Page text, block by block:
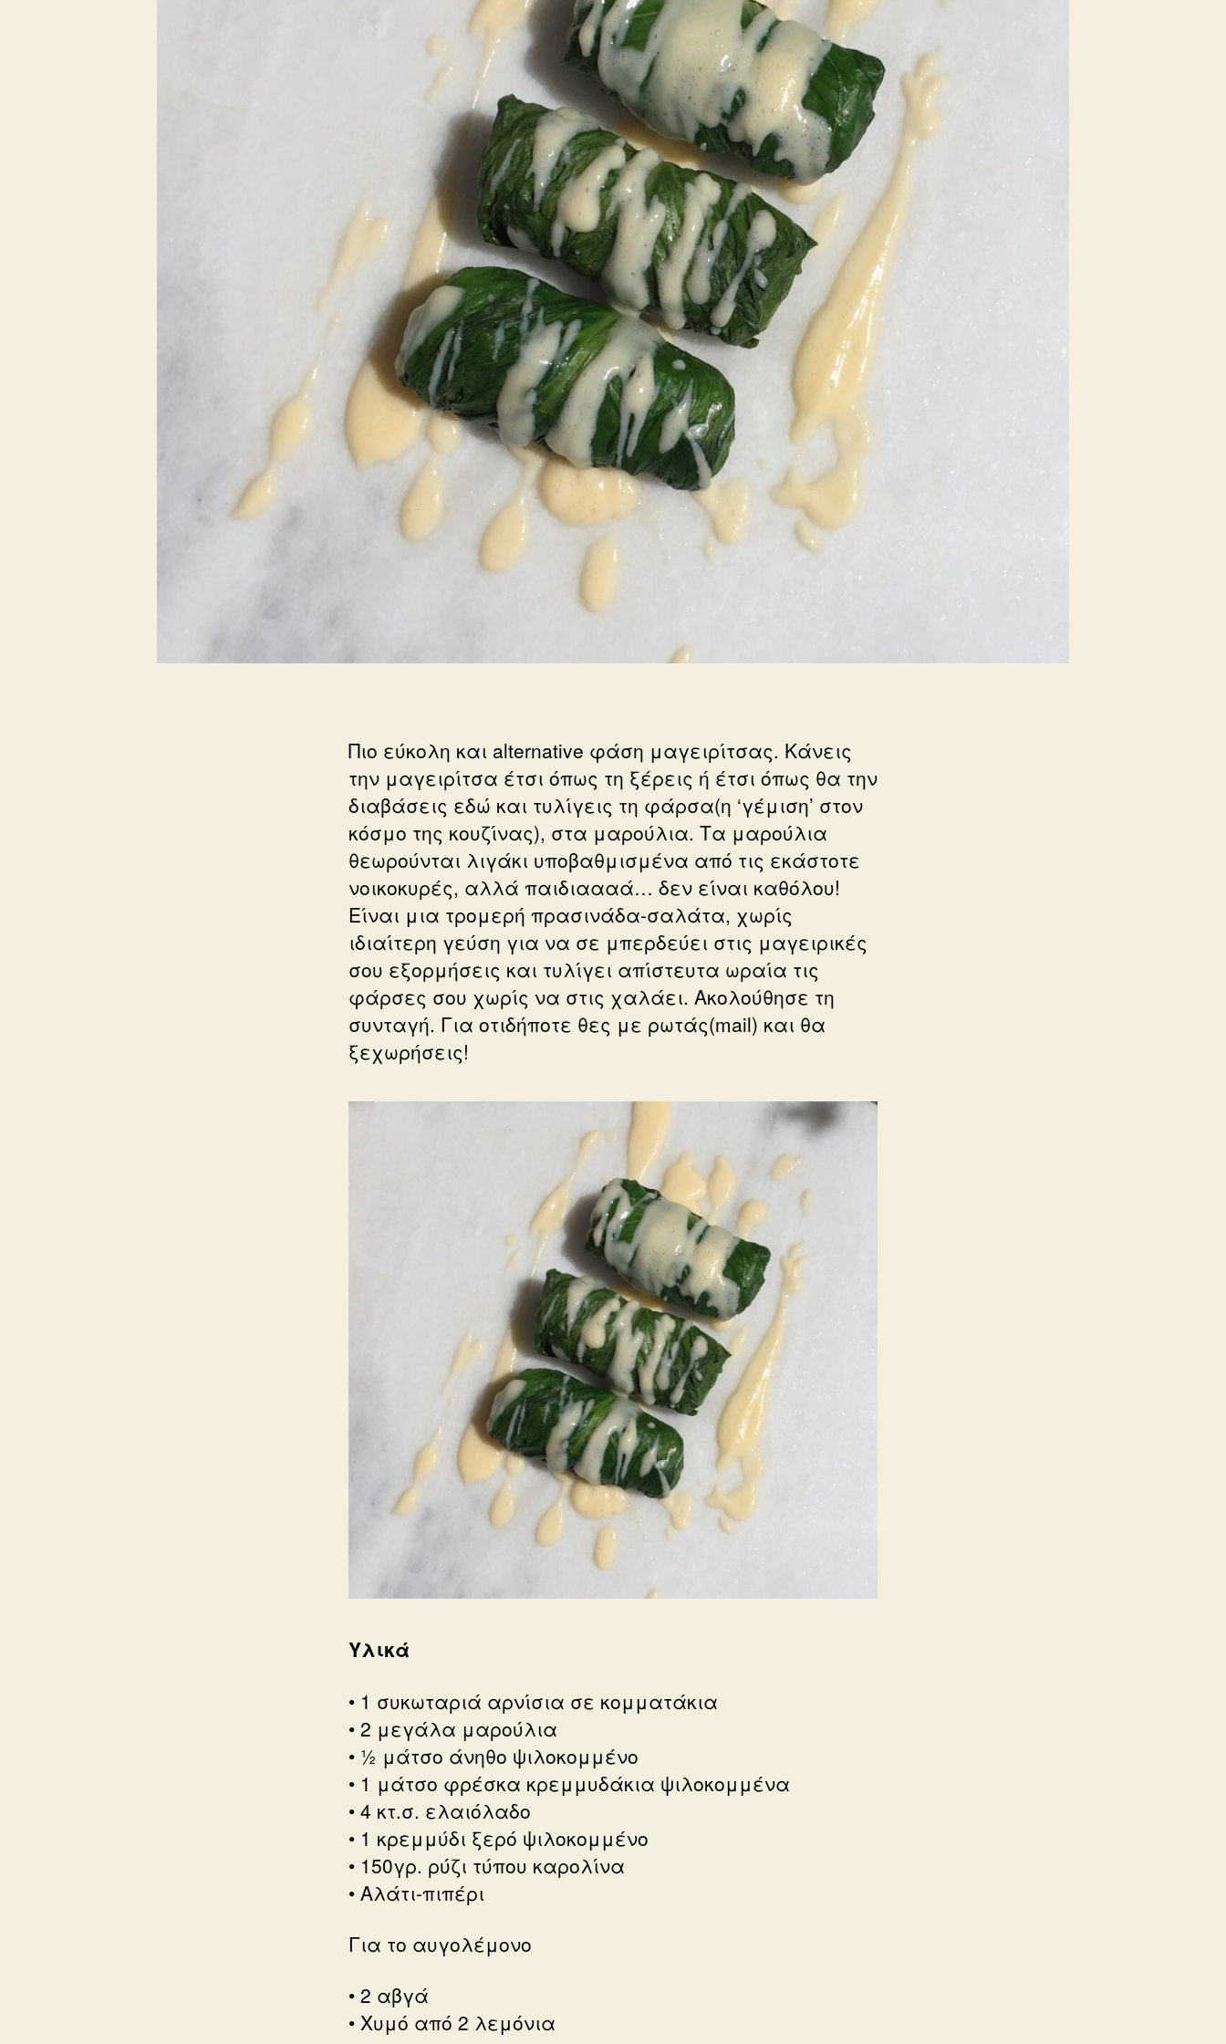
Πιο εύκολη και alternative φάση μαγειρίτσας. Κάνεις
την μαγειρίτσα έτσι όπως τη ξέρεις ή έτσι όπως θα την
διαβάσεις εδώ και τυλίγεις τη φάρσα(η ‘γέμιση’ στον
κόσμο της κουζίνας), στα μαρούλια. Τα μαρούλια
θεωρούνται λιγάκι υποβαθμισμένα από τις εκάστοτε
νοικοκυρές, αλλά παιδιαααά… δεν είναι καθόλου!
Είναι μια τρομερή πρασινάδα-σαλάτα, χωρίς
ιδιαίτερη γεύση για να σε μπερδεύει στις μαγειρικές
σου εξορμήσεις και τυλίγει απίστευτα ωραία τις
φάρσες σου χωρίς να στις χαλάει. Ακολούθησε τη
συνταγή. Για οτιδήποτε θες με ρωτάς(mail) και θα
ξεχωρήσεις!
Υλικά
• 1 συκωταριά αρνίσια σε κομματάκια
• 2 μεγάλα μαρούλια
• ½ μάτσο άνηθο ψιλοκομμένο
• 1 μάτσο φρέσκα κρεμμυδάκια ψιλοκομμένα
• 4 κτ.σ. ελαιόλαδο
• 1 κρεμμύδι ξερό ψιλοκομμένο
• 150γρ. ρύζι τύπου καρολίνα
• Αλάτι-πιπέρι
Για το αυγολέμονο
• 2 αβγά
• Χυμό από 2 λεμόνια